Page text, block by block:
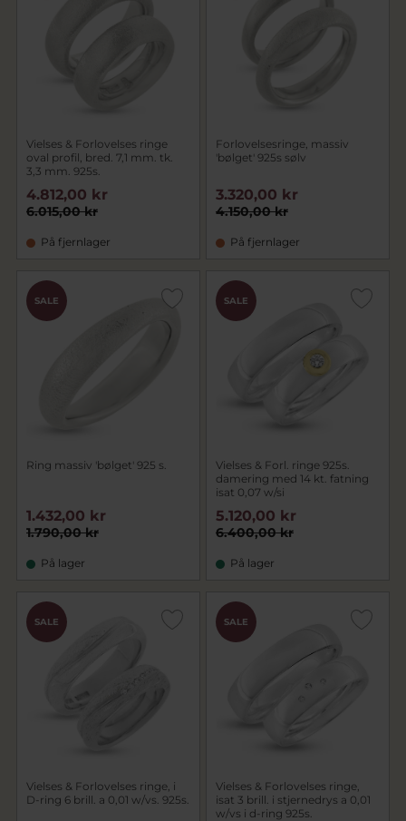
Vielses & Forlovelses ringe
oval profil, bred. 7,1 mm. tk.
3,3 mm. 925s.
6.015,00 kr
4.812,00 kr
På fjernlager
Forlovelsesringe, massiv
'bølget' 925s sølv
4.150,00 kr
3.320,00 kr
På fjernlager
SALE
Ring massiv 'bølget' 925 s.
1.790,00 kr
1.432,00 kr
På lager
SALE
Vielses & Forl. ringe 925s.
damering med 14 kt. fatning
isat 0,07 w/si
6.400,00 kr
5.120,00 kr
På lager
SALE
Vielses & Forlovelses ringe, i
D-ring 6 brill. a 0,01 w/vs. 925s.
SALE
Vielses & Forlovelses ringe,
isat 3 brill. i stjernedrys a 0,01
w/vs i d-ring 925s.